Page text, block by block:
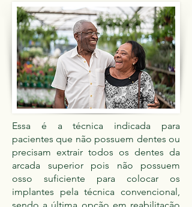
Essa é a técnica indicada para
pacientes que não possuem dentes ou
precisam extrair todos os dentes da
arcada superior pois não possuem
osso suficiente para colocar os
implantes pela técnica convencional,